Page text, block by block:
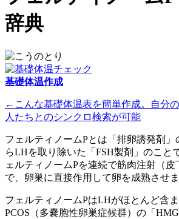
辞典
基礎体温作成
←こんな基礎体温表を簡単作成。自分
人たちとのシンクロ検索が可能
フェルティノームPとは「排卵誘発剤
らLHを取り除いた「FSH製剤」のこと
ェルティノームPを連続で筋肉注射（皮
で、卵巣に直接作用して卵を成熟させま
フェルティノームPはLHがほとんど含ま
PCOS（多嚢胞性卵巣症候群）の「